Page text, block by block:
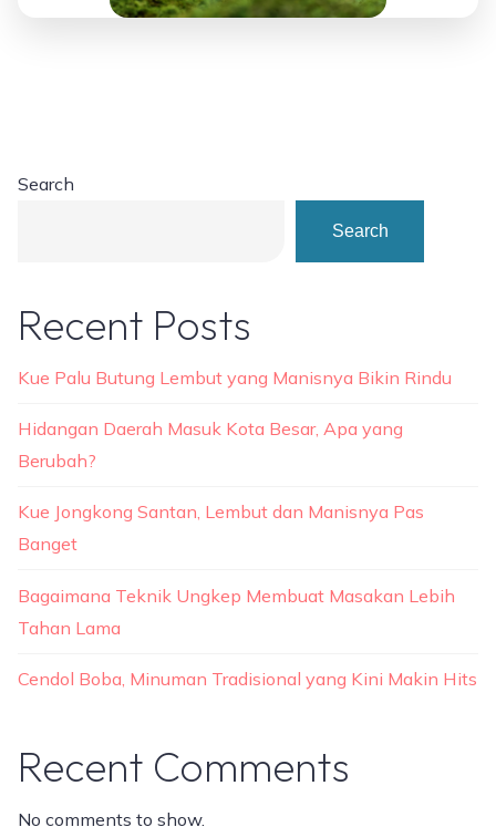
Search
Search
Recent Posts
Kue Palu Butung Lembut yang Manisnya Bikin Rindu
Hidangan Daerah Masuk Kota Besar, Apa yang
Berubah?
Kue Jongkong Santan, Lembut dan Manisnya Pas
Banget
Bagaimana Teknik Ungkep Membuat Masakan Lebih
Tahan Lama
Cendol Boba, Minuman Tradisional yang Kini Makin Hits
Recent Comments
No comments to show.